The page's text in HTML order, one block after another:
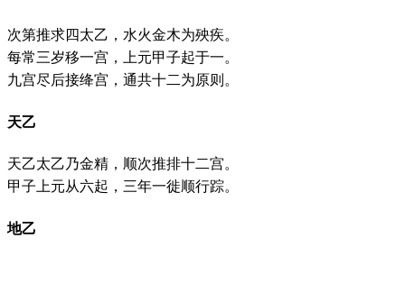
次第推求四太乙，水火金木为殃疾。
每常三岁移一宫，上元甲子起于一。
九宫尽后接绛宫，通共十二为原则。
天乙
天乙太乙乃金精，顺次推排十二宫。
甲子上元从六起，三年一徙顺行踪。
地乙